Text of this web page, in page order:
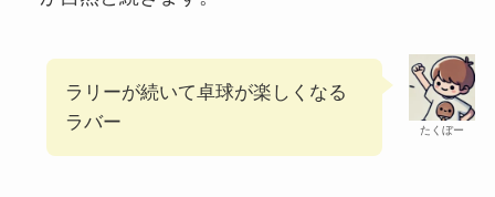
たくぼー
ラリーが続いて卓球が楽しくなる
ラバー